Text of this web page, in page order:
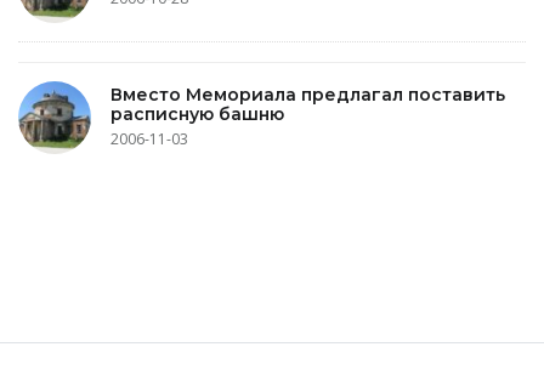
Вместо Мемориала предлагал поставить
расписную башню
2006-11-03